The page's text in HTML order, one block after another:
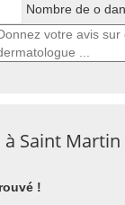
Nombre de o
Saint
!